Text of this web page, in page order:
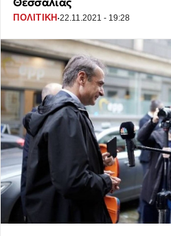
ΠΟΛΙΤΙΚΗ ·22.11.2021 - 19:28